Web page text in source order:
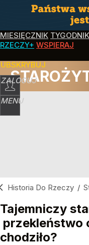
MIESIĘCZNIK TYGODNIK
RZECZY+ WSPIERAJ
ZALOGUJ
MENU
Historia Do Rzeczy /
Tajemniczy
przekleństwo
chodziło?